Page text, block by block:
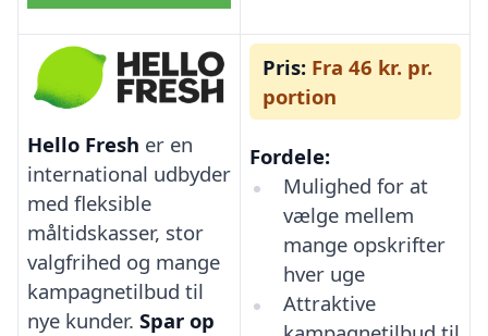
Hello Fresh er en
international udbyder
med fleksible
måltidskasser, stor
valgfrihed og mange
kampagnetilbud til
nye kunder. Spar op
Pris: Fra 46 kr. pr.
portion
Fordele:
Mulighed for at
vælge mellem
mange opskrifter
hver uge
Attraktive